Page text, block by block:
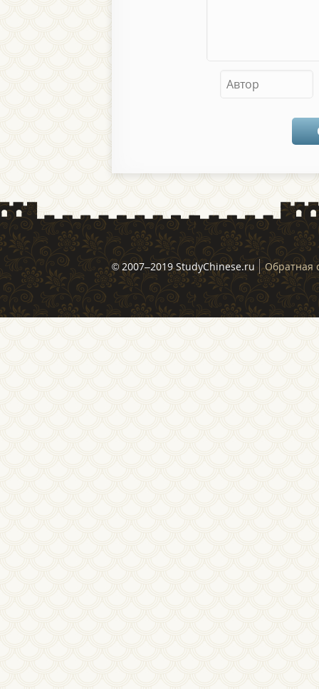
© 2007–2019 StudyChinese.ru Обратная